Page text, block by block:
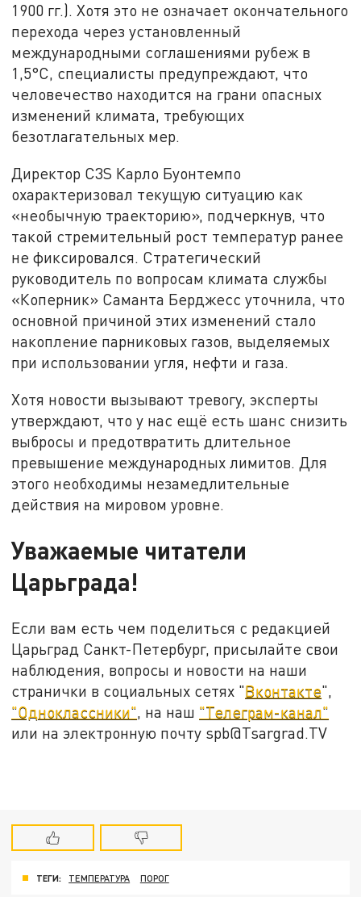
1900 гг.). Хотя это не означает окончательного
перехода через установленный
международными соглашениями рубеж в
1,5°C, специалисты предупреждают, что
человечество находится на грани опасных
изменений климата, требующих
безотлагательных мер.
Директор C3S Карло Буонтемпо
охарактеризовал текущую ситуацию как
«необычную траекторию», подчеркнув, что
такой стремительный рост температур ранее
не фиксировался. Стратегический
руководитель по вопросам климата службы
«Коперник» Саманта Берджесс уточнила, что
основной причиной этих изменений стало
накопление парниковых газов, выделяемых
при использовании угля, нефти и газа.
Хотя новости вызывают тревогу, эксперты
утверждают, что у нас ещё есть шанс снизить
выбросы и предотвратить длительное
превышение международных лимитов. Для
этого необходимы незамедлительные
действия на мировом уровне.
Уважаемые читатели
Царьграда!
Если вам есть чем поделиться с редакцией
Царьград Санкт-Петербург, присылайте свои
наблюдения, вопросы и новости на наши
странички в социальных сетях "Вконтакте",
"Одноклассники" , на наш "Телеграм-канал"
или на электронную почту spb@Tsargrad.TV
ТЕГИ: ТЕМПЕРАТУРА ПОРОГ